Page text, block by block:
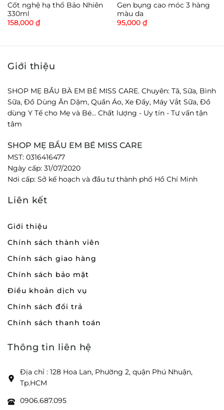
– Đã phục vụ gần 1 triệu khách hàng.
– Được nhiều “ hot mom ” tin dùng như diễn viên
hôm nay!
Da Tự Nhiên 50g – Wonmom
Bộ sản phẩm bao gồm: 1 x
Cốt nghệ hạ thổ Bảo Nhiên
330ml
158,000 ₫
Gen bụng cao móc 3 hàng
màu da
95,000 ₫
Giới thiệu
SHOP MẸ BẦU BÀ EM BÉ MISS CARE. Chuyên: Tã, Sữa, Bình
Sữa, Đồ Dùng Ăn Dặm, Quần Áo, Xe Đẩy, Máy Vắt Sữa, Đồ
dùng Y Tế cho Mẹ và Bé... Chất lượng - Uy tín - Tư vấn tận
tâm
SHOP MẸ BẦU EM BÉ MISS CARE
MST: 0316416477
Ngày cấp: 31/07/2020
Nơi cấp: Sở kế hoạch và đầu tư thành phố Hồ Chí Minh
Liên kết
Giới thiệu
Chính sách thành viên
Chính sách giao hàng
Chính sách bảo mật
Điều khoản dịch vụ
Chính sách đổi trả
Chính sách thanh toán
Thông tin liên hệ
Địa chỉ : 128 Hoa Lan, Phường 2, quận Phú Nhuận,
Tp.HCM
0906.687.095